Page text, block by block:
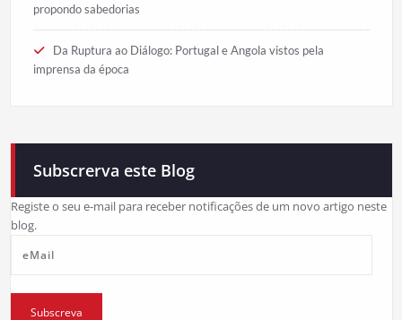
propondo sabedorias
Da Ruptura ao Diálogo: Portugal e Angola vistos pela
imprensa da época
Subscrerva este Blog
Registe o seu e-mail para receber notificações de um novo artigo neste
blog.
Subscreva